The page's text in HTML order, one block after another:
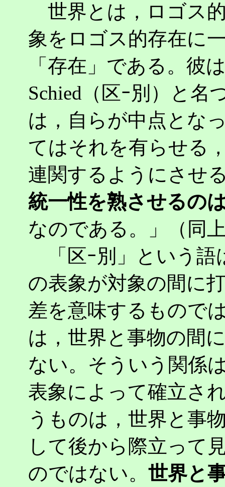
世界とは，ロゴス
象をロゴス的存在に
「存在」である。彼
Schied（区ｰ別）と名
は，自らが中点とな
てはそれを有らせる
連関するようにさせ
統一性を熟させるの
なのである。」（同
「区ｰ別」という語
の表象が対象の間に
差を意味するもので
は，世界と事物の間
ない。そういう関係
表象によって確立さ
うものは，世界と事
して後から際立って
のではない。世界と